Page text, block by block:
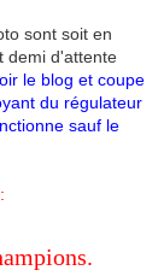
sont soit en
demi d'attente
le blog et coupe
du régulateur
sauf le